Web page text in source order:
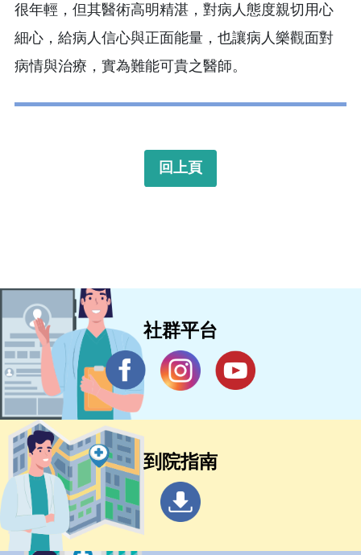
很年輕，但其醫術高明精湛，對病人態度親切用心
細心，給病人信心與正面能量，也讓病人樂觀面對
病情與治療，實為難能可貴之醫師。
回上頁
社群平台
到院指南